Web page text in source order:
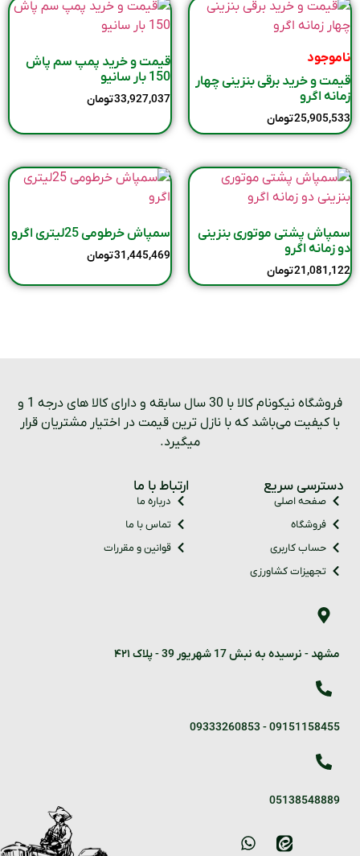
ناموجود
قیمت و خرید برقی بنزینی چهار
زمانه اگرو
25,905,533تومان
قیمت و خرید پمپ سم پاش
150 بار سانیو
33,927,037تومان
سمپاش پشتی موتوری بنزینی
دو زمانه اگرو
21,081,122تومان
سمپاش خرطومی 25لیتری اگرو
31,445,469تومان
فروشگاه نیکونام کالا با 30 سال سابقه و دارای کالا های درجه 1 و
با کیفیت می‌باشد که با نازل ترین قیمت در اختیار مشتریان قرار
میگیرد.
دسترسی سریع
صفحه اصلی
فروشگاه
حساب کاربری
تجهیزات کشاورزی
ارتباط با ما
درباره ما
تماس با ما
قوانین و مقررات
مشهد - نرسیده به نبش 17 شهریور 39 - پلاک ۴۲۱
09151158455
-
09333260853
05138548889